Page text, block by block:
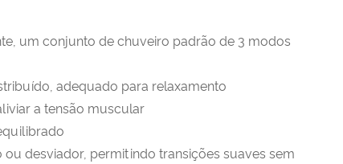
um conjunto de chuveiro padrão de 3 modos
adequado para relaxamento
a tensão muscular
desviador, permitindo transições suaves sem